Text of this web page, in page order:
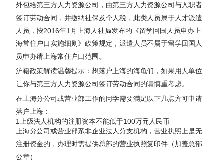
外包给第三方人力资源公司，由第三方人力资源公司与入职者
签订劳动合同，并缴纳社保及个人税，此类人员属于人才派遣
人员，按2016年1月上海人社局发布的《留学回国人员申办上
海常住户口实施细则》政策规定，派遣人员不属于留学回国人
员申办请上海常住户口范围。
沪籍政策解读温馨提示：想落户上海的海龟们，如果用人单位
让你与第三方人力资源公司签订劳动合同的请慎重考虑。
在上海分公司或营业部工作的同学需要满足以下几点方可申请
落户上海：
1上级法人机构的注册资本不能低于100万元人民币
上海分公司或营业部系非企业法人分支机构，营业执照上是无
注册资金的，办理时需提供总部的营业执照复印件（加盖总部
公章）